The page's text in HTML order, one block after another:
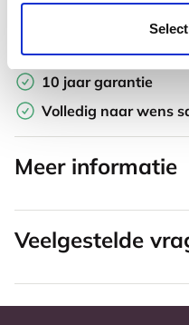
Laagste Prijsgarantie
Gratis verzending
10 jaar garantie
Volledig naar wens
Meer informatie
Veelgestelde